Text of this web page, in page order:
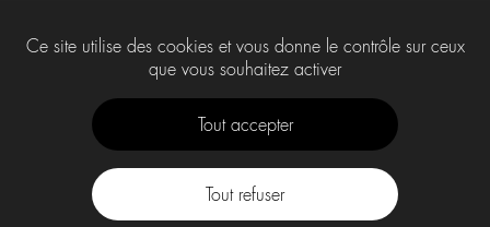
Ce site utilise des cookies et vous donne le contrôle sur ceux
que vous souhaitez activer
Tout accepter
Tout refuser